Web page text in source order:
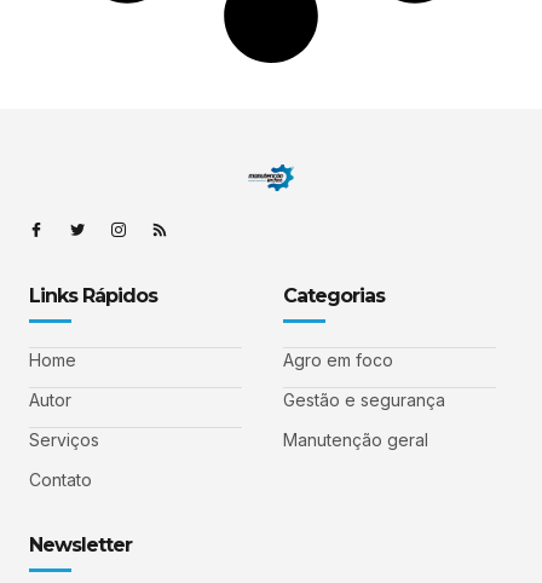
Links Rápidos
Home
Autor
Serviços
Contato
Categorias
Agro em foco
Gestão e segurança
Manutenção geral
Newsletter